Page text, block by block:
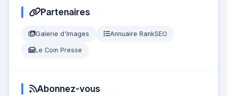
Partenaires
Galerie d'Images Annuaire RankSEO
Le Coin Presse
Abonnez-vous